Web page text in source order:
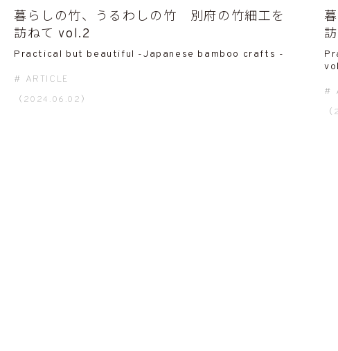
暮らしの竹、うるわしの竹 別府の竹細工を
訪ねて vol.2
Practical but beautiful -Japanese bamboo crafts -
ARTICLE
（2024.06.02）